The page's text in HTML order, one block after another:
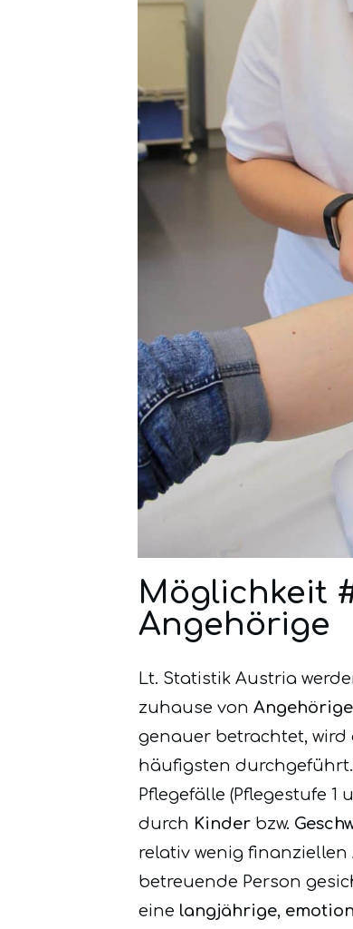
Möglichkeit
Angehörige
Lt. Statistik Austria
zuhause von
genauer betrachtet, wird
häufigsten durchgeführt.
Pflegefälle (Pflegestufe
durch Kinder bzw.
relativ wenig finanziellen
betreuende Person
eine langjährige,